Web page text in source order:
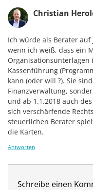
Christian
Ich würde als Berater
wenn ich weiß, dass ein
Kassenführung
kann (oder will ?). Sie
Finanzverwaltung,
und ab 1.1.2018 auch
sich verschärfende
steuerlichen Berater
die Karten.
Antworten
Schreibe einen